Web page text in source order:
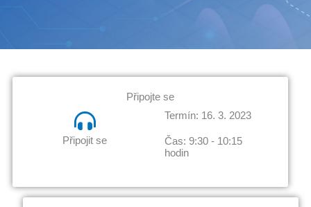
Připojte se
Připojit se
Termín: 16. 3. 2023
Čas: 9:30 - 10:15
hodin